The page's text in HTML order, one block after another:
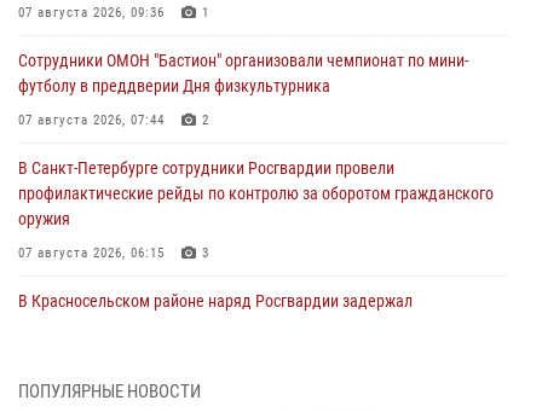
07 августа 2026, 09:36 1
Сотрудники ОМОН "Бастион" организовали чемпионат по мини-
футболу в преддверии Дня физкультурника
07 августа 2026, 07:44 2
В Санкт-Петербурге сотрудники Росгвардии провели
профилактические рейды по контролю за оборотом гражданского
оружия
07 августа 2026, 06:15 3
В Красносельском районе наряд Росгвардии задержал
06 августа 2026, 13:39 1
ПОПУЛЯРНЫЕ НОВОСТИ